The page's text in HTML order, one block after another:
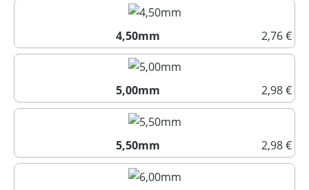
4,50mm
2,76 €
4,50mm
5,00mm
2,98 €
5,00mm
5,50mm
2,98 €
5,50mm